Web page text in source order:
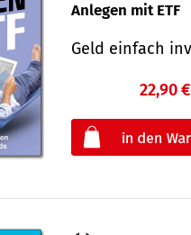
Anlegen mit ETF
Geld einfach
22,90 €